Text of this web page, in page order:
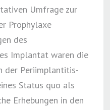
Umfrage zur
Prophylaxe
des
Implantat waren die
der Periimplantitis-
Status quo als
Erhebungen in den